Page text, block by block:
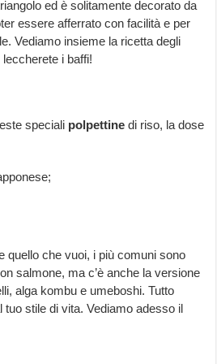
ed è solitamente decorato da
essere afferrato con facilità e per
Vediamo insieme la ricetta degli
i baffi!
speciali polpettine di riso, la dose
quello che vuoi, i più comuni sono
salmone, ma c’è anche la versione
alga kombu e umeboshi. Tutto
tuo stile di vita. Vediamo adesso il